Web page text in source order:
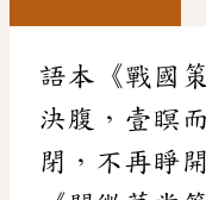
語本《戰國
決腹，壹瞑
閉，不再睜